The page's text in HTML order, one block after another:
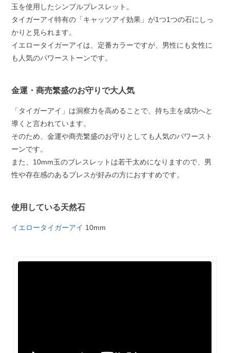
玉を使用したシンプルブレスレット。
タイガーアイ特有の「キャッツアイ効果」が1つ1つの石にしっ
かりと見られます。
イエロータイガーアイは、定番カラーですが、男性にも女性に
も人気のパワーストーンです。
金運・商売繁盛のお守りで大人気
「タイガーアイ」は洞察力を高めることで、持ち主を成功へと
導くと言われています。
そのため、金運や商売繁盛のお守りとしても人気のパワースト
ーンです。
また、10mm玉のブレスレットは若干太めになりますので、男
性や存在感のあるブレスが好みの方におすすめです。
使用している天然石
イエロータイガーアイ 10mm